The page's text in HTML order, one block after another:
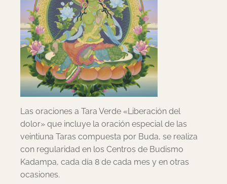
Las oraciones a Tara Verde «Liberación del
dolor» que incluye la oración especial de las
veintiuna Taras compuesta por Buda, se realiza
con regularidad en los Centros de Budismo
Kadampa, cada día 8 de cada mes y en otras
ocasiones.